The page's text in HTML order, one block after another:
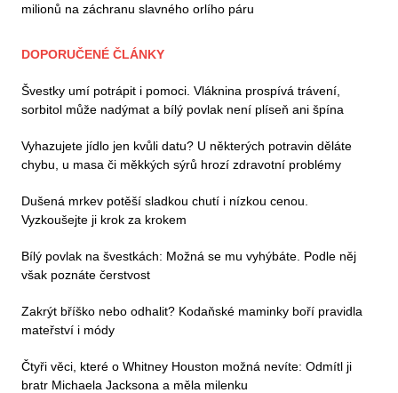
milionů na záchranu slavného orlího páru
DOPORUČENÉ ČLÁNKY
Švestky umí potrápit i pomoci. Vláknina prospívá trávení,
sorbitol může nadýmat a bílý povlak není plíseň ani špína
Vyhazujete jídlo jen kvůli datu? U některých potravin děláte
chybu, u masa či měkkých sýrů hrozí zdravotní problémy
Dušená mrkev potěší sladkou chutí i nízkou cenou.
Vyzkoušejte ji krok za krokem
Bílý povlak na švestkách: Možná se mu vyhýbáte. Podle něj
však poznáte čerstvost
Zakrýt bříško nebo odhalit? Kodaňské maminky boří pravidla
mateřství i módy
Čtyři věci, které o Whitney Houston možná nevíte: Odmítl ji
bratr Michaela Jacksona a měla milenku